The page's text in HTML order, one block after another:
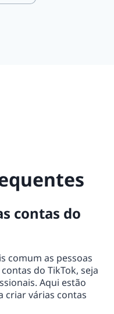
contas do
comum as pessoas
do TikTok, seja
Aqui estão
criar várias contas